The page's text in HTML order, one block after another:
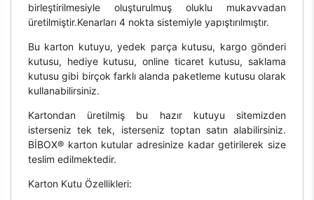
birleştirilmesiyle oluşturulmuş oluklu mukavvadan
üretilmiştir.Kenarları 4 nokta sistemiyle yapıştırılmıştır.
Bu karton kutuyu, yedek parça kutusu, kargo gönderi
kutusu, hediye kutusu, online ticaret kutusu, saklama
kutusu gibi birçok farklı alanda paketleme kutusu olarak
kullanabilirsiniz.
Kartondan üretilmiş bu hazır kutuyu sitemizden
isterseniz tek tek, isterseniz toptan satın alabilirsiniz.
BİBOX® karton kutular adresinize kadar getirilerek size
teslim edilmektedir.
Karton Kutu Özellikleri: